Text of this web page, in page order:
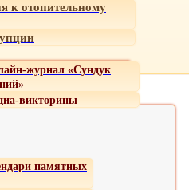
к отопительному
журнал «Сундук
викторины
памятных